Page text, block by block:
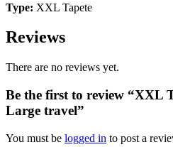
Type: XXL Tapete
Reviews
There are no reviews yet.
Be the first to review “XXL
Large travel”
You must be logged in to post a